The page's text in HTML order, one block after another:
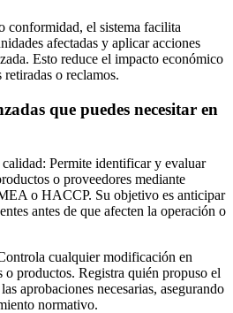
conformidad, el sistema facilita
afectadas y aplicar acciones
Esto reduce el impacto económico
o reclamos.
que puedes necesitar en
Permite identificar y evaluar
o proveedores mediante
o HACCP. Su objetivo es anticipar
antes de que afecten la operación o
cualquier modificación en
o productos. Registra quién propuso el
aprobaciones necesarias, asegurando
normativo.